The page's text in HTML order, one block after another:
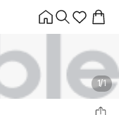
앱 열기
1/1